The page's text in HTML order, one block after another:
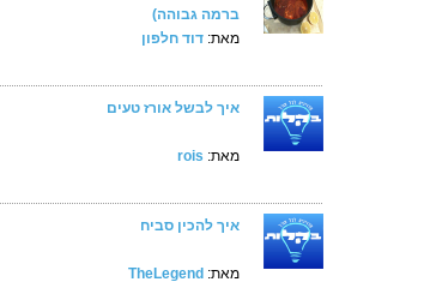
ברמה גבוהה)
מאת: דוד חלפון
איך לבשל אורז טעים
מאת: rois
איך להכין סביח
מאת: TheLegend